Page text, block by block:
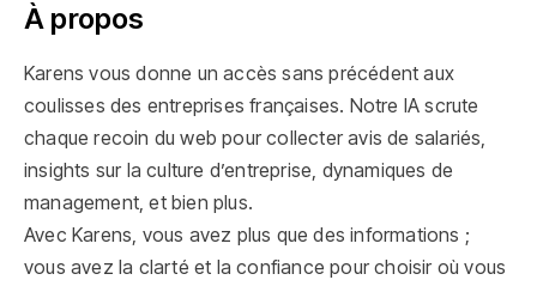
À propos
Karens vous donne un accès sans précédent aux
coulisses des entreprises françaises. Notre IA scrute
chaque recoin du web pour collecter avis de salariés,
insights sur la culture d’entreprise, dynamiques de
management, et bien plus.
Avec Karens, vous avez plus que des informations ;
vous avez la clarté et la confiance pour choisir où vous